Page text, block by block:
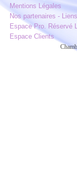
Mentions Légales
Nos partenaires - Liens
Espace Pro. Réservé
Espace Clients